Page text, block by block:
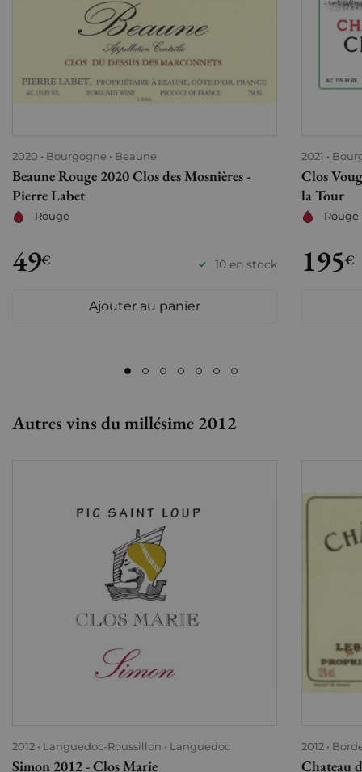
2020 Bourgogne Beaune
Beaune Rouge 2020 Clos des Mosnières -
Pierre Labet
Rouge
49€ 10 en stock
Ajouter au panier
2021
Clos
la Tour
Rouge
195€
Autres vins du millésime 2012
2012 Languedoc-Roussillon Languedoc
Simon 2012 - Clos Marie
2012
Chateau